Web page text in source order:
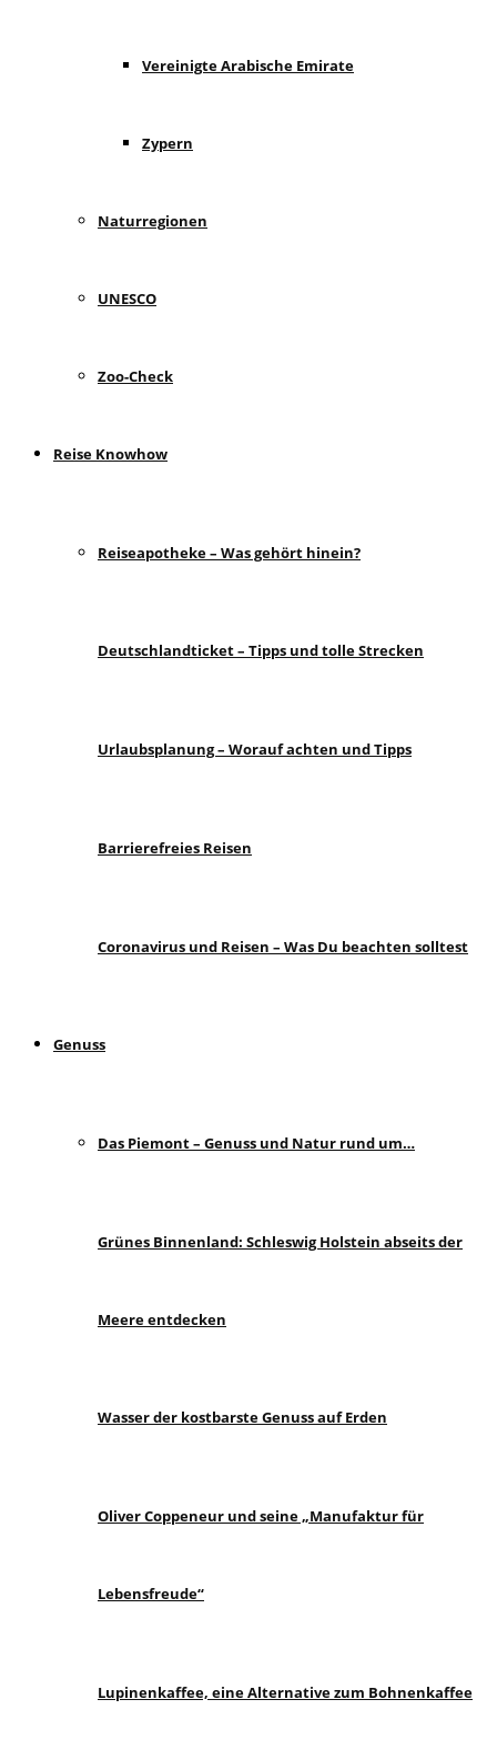
Vereinigte Arabische Emirate
Zypern
Naturregionen
UNESCO
Zoo-Check
Reise Knowhow
Reiseapotheke – Was gehört hinein?
Deutschlandticket – Tipps und tolle Strecken
Urlaubsplanung – Worauf achten und Tipps
Barrierefreies Reisen
Coronavirus und Reisen – Was Du beachten solltest
Genuss
Das Piemont – Genuss und Natur rund um…
Grünes Binnenland: Schleswig Holstein abseits der
Meere entdecken
Wasser der kostbarste Genuss auf Erden
Oliver Coppeneur und seine „Manufaktur für
Lebensfreude“
Lupinenkaffee, eine Alternative zum Bohnenkaffee